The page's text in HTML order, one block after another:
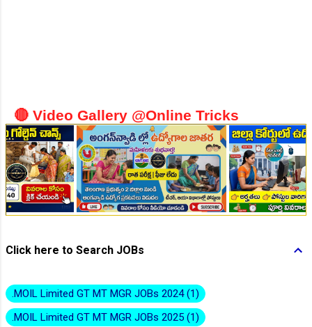
👆Online Applications Ends on 10-August-2026
🔴 Video Gallery @Online Tricks
Click here to Search JOBs
.MOIL Limited GT MT MGR JOBs 2024 1
.MOIL Limited GT MT MGR JOBs 2025 1